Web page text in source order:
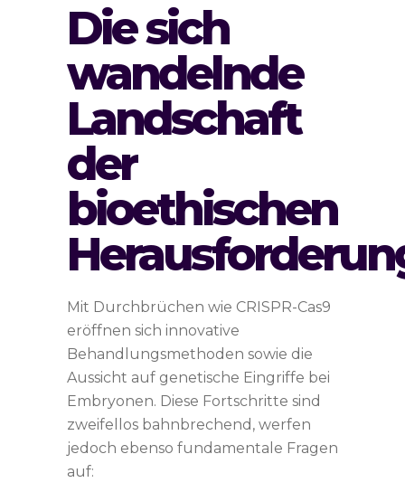
Die sich
wandelnde
Landschaft
der
bioethischen
Mit Durchbrüchen wie CRISPR-Cas9
eröffnen sich innovative
Behandlungsmethoden sowie die
Aussicht auf genetische Eingriffe bei
Embryonen. Diese Fortschritte sind
zweifellos bahnbrechend, werfen
jedoch ebenso fundamentale Fragen
auf: